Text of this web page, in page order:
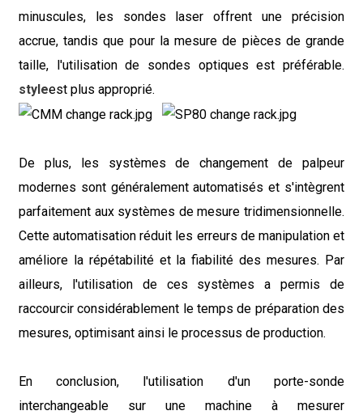
minuscules, les sondes laser offrent une précision
accrue, tandis que pour la mesure de pièces de grande
taille, l'utilisation de sondes optiques est préférable.
styleest plus approprié.
De plus, les systèmes de changement de palpeur
modernes sont généralement automatisés et s'intègrent
parfaitement aux systèmes de mesure tridimensionnelle.
Cette automatisation réduit les erreurs de manipulation et
améliore la répétabilité et la fiabilité des mesures. Par
ailleurs, l'utilisation de ces systèmes a permis de
raccourcir considérablement le temps de préparation des
mesures, optimisant ainsi le processus de production.
En conclusion, l'utilisation d'un porte-sonde
interchangeable sur une machine à mesurer